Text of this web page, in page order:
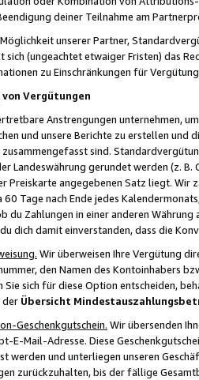
deiner Teilnahme am
unserer Partner,
sich (ungeachtet etwaiger Fristen) das
zu Einschränkungen für
Vergütungen
Anstrengungen unternehmen,
und unsere Berichte zu erstellen und
sind.
Landeswährung gerundet werden (z.
Preiskarte angegebenen Satz liegt.
Tage nach Ende jedes
du Zahlungen in einer anderen
dich damit einverstanden, dass die
Wir überweisen Ihre Vergütung
den Namen des Kontoinhabers
sich für diese Option entscheiden,
der Übersicht
Geschenkgutschein. Wir übersenden
E-Mail-Adresse. Diese
werden und unterliegen unseren
zurückzuhalten, bis der fällige